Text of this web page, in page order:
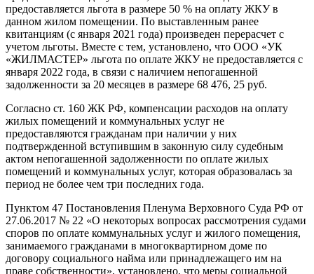
предоставляется льгота в размере 50 % на оплату ЖКУ в
данном жилом помещении. По выставленным ранее
квитанциям (с января 2021 года) произведен перерасчет с
учетом льготы. Вместе с тем, установлено, что ООО «УК
«ЖИЛМАСТЕР» льгота по оплате ЖКУ не предоставляется с
января 2022 года, в связи с наличием непогашенной
задолженности за 20 месяцев в размере 68 476, 25 руб.
Согласно ст. 160 ЖК РФ, компенсации расходов на оплату
жилых помещений и коммунальных услуг не
предоставляются гражданам при наличии у них
подтвержденной вступившим в законную силу судебным
актом непогашенной задолженности по оплате жилых
помещений и коммунальных услуг, которая образовалась за
период не более чем три последних года.
Пунктом 47 Постановления Пленума Верховного Суда РФ от
27.06.2017 № 22 «О некоторых вопросах рассмотрения судами
споров по оплате коммунальных услуг и жилого помещения,
занимаемого гражданами в многоквартирном доме по
договору социального найма или принадлежащего им на
праве собственности», установлено, что меры социальной